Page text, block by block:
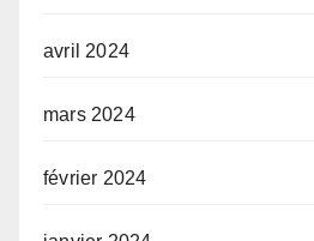
avril 2024
mars 2024
février 2024